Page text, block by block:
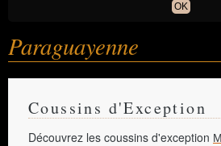
OK
Paraguayenne
Coussins d'Exception
Découvrez les coussins d'exception